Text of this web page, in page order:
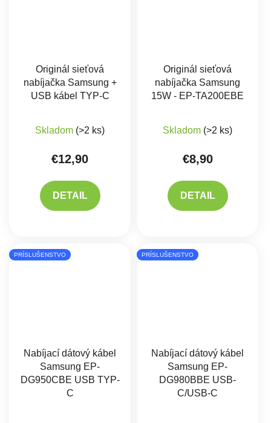
Originál sieťová
nabíjačka Samsung +
USB kábel TYP-C
Skladom (>2 ks)
€12,90
DETAIL
Originál sieťová
nabíjačka Samsung
15W - EP-TA200EBE
Skladom (>2 ks)
€8,90
DETAIL
PRÍSLUŠENSTVO
Nabíjací dátový kábel
Samsung EP-
DG950CBE USB TYP-
C
PRÍSLUŠENSTVO
Nabíjací dátový kábel
Samsung EP-
DG980BBE USB-
C/USB-C